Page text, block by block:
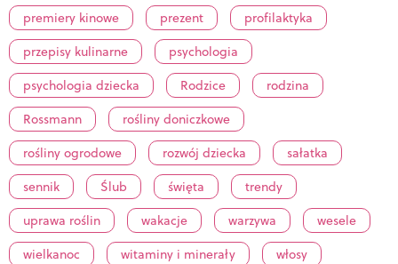
premiery kinowe
prezent
profilaktyka
przepisy kulinarne
psychologia
psychologia dziecka
Rodzice
rodzina
Rossmann
rośliny doniczkowe
rośliny ogrodowe
rozwój dziecka
sałatka
sennik
Ślub święta
trendy
uprawa roślin
wakacje warzywa
wesele
wielkanoc
witaminy i minerały
włosy